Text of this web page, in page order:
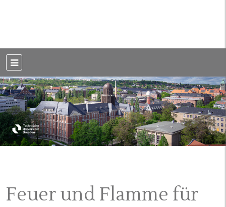
Dresden
Feuer und Flamme für